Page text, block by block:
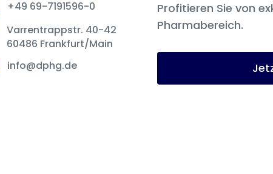
+49 69-7191596-0
Varrentrappstr. 40-42
60486 Frankfurt/Main
info@dphg.de
Profitieren Sie von
Pharmabereich.